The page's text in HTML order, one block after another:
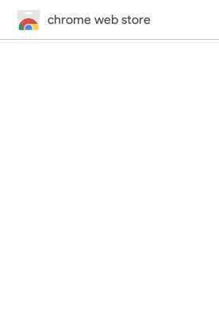
chrome web store